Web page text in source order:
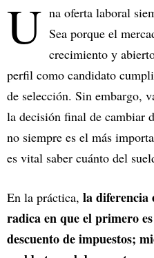
U na oferta laboral
Sea porque el
crecimiento y
perfil como candidato
de selección. Sin embargo,
la decisión final de cambiar
no siempre es el más
es vital saber cuánto del
En la práctica, la diferencia
radica en que el primero
descuento de impuestos;